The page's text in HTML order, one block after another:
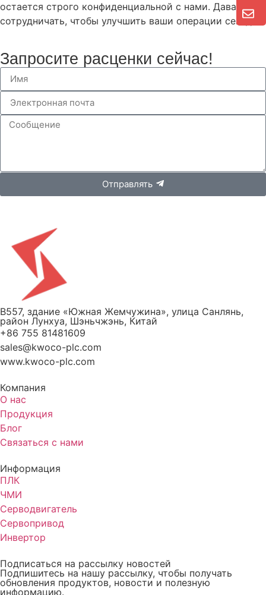
остается строго конфиденциальной с нами. Давайте
сотрудничать, чтобы улучшить ваши операции сегодня.
Запросите расценки сейчас!
Отправлять
B557, здание «Южная Жемчужина», улица Санлянь,
район Лунхуа, Шэньчжэнь, Китай
+86 755 81481609
sales@kwoco-plc.com
www.kwoco-plc.com
Компания
О нас
Продукция
Блог
Связаться с нами
Информация
ПЛК
ЧМИ
Серводвигатель
Сервопривод
Инвертор
Подписаться на рассылку новостей
Подпишитесь на нашу рассылку, чтобы получать
обновления продуктов, новости и полезную
информацию.